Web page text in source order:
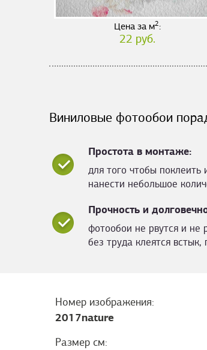
Цена за м2:
22 руб.
Виниловые фотообои
Простота в монтаже:
для того чтобы поклеить
нанести небольшое
Прочность и
фотообои не рвутся и не
без труда клеятся встык,
Номер изображения:
2017nature
Размер см: